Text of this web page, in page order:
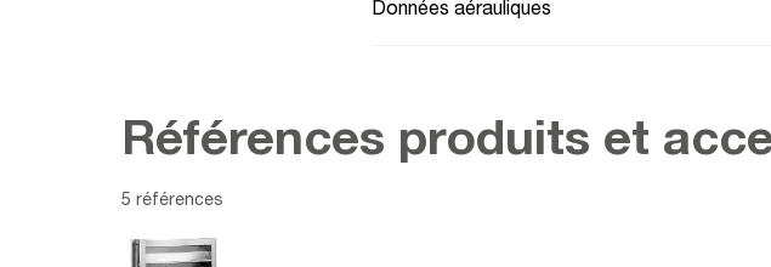
Données aérauliques
Références produits et
5 références